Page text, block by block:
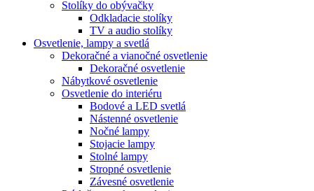
Stolíky do obývačky
Odkladacie stolíky
TV a audio stolíky
Osvetlenie, lampy a svetlá
Dekoračné a vianočné osvetlenie
Dekoračné osvetlenie
Nábytkové osvetlenie
Osvetlenie do interiéru
Bodové a LED svetlá
Nástenné osvetlenie
Nočné lampy
Stojacie lampy
Stolné lampy
Stropné osvetlenie
Závesné osvetlenie